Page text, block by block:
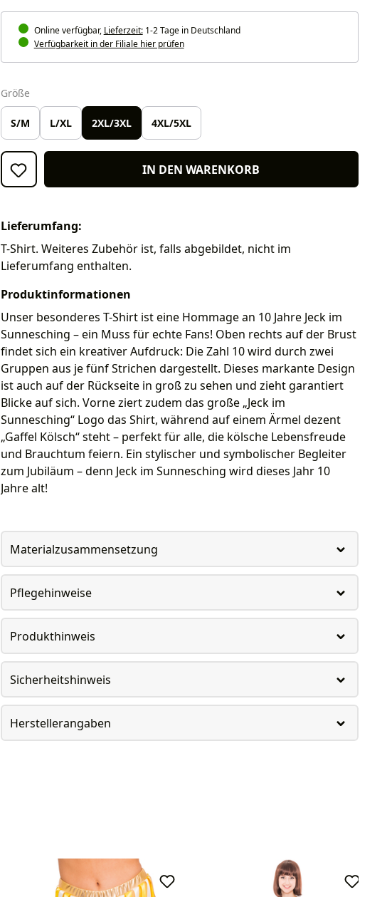
Online verfügbar, Lieferzeit:1-2 Tage in Deutschland
Verfügbarkeit in der Filiale hier prüfen
Größeauswählen
S/M L/XL 2XL/3XL 4XL/5XL
IN DEN WARENKORB
Lieferumfang:
T-Shirt. Weiteres Zubehör ist, falls abgebildet, nicht im
Lieferumfang enthalten.
Produktinformationen
Unser besonderes T-Shirt ist eine Hommage an 10 Jahre Jeck im
Sunnesching – ein Muss für echte Fans! Oben rechts auf der Brust
findet sich ein kreativer Aufdruck: Die Zahl 10 wird durch zwei
Gruppen aus je fünf Strichen dargestellt. Dieses markante Design
ist auch auf der Rückseite in groß zu sehen und zieht garantiert
Blicke auf sich. Vorne ziert zudem das große „Jeck im
Sunnesching“ Logo das Shirt, während auf einem Ärmel dezent
„Gaffel Kölsch“ steht – perfekt für alle, die kölsche Lebensfreude
und Brauchtum feiern. Ein stylischer und symbolischer Begleiter
zum Jubiläum – denn Jeck im Sunnesching wird dieses Jahr 10
Jahre alt!
Materialzusammensetzung
Pflegehinweise
Produkthinweis
Sicherheitshinweis
Herstellerangaben